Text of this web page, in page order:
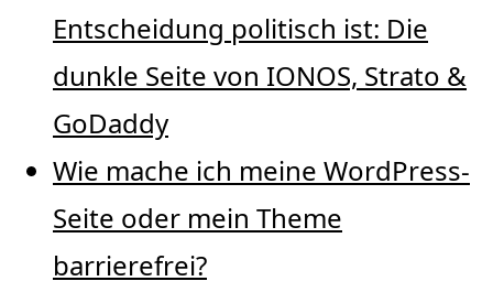
Entscheidung politisch ist: Die
dunkle Seite von IONOS, Strato &
GoDaddy
Wie mache ich meine WordPress-
Seite oder mein Theme
barrierefrei?